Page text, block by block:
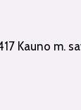
Kauno m.